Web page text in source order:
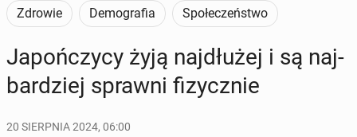
Zdrowie Demografia Społeczeństwo
Ja­poń­czy­cy żyją naj­dłu­żej i są naj­
bar­dziej sprawni fi­zycz­nie
20 SIERPNIA 2024, 06:00